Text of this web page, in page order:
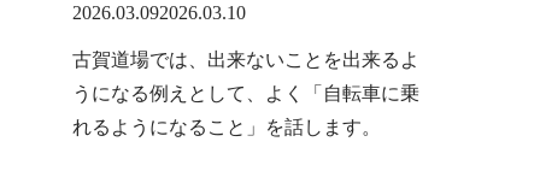
2026.03.092026.03.10
古賀道場では、出来ないことを出来るよ
うになる例えとして、よく「自転車に乗
れるようになること」を話します。